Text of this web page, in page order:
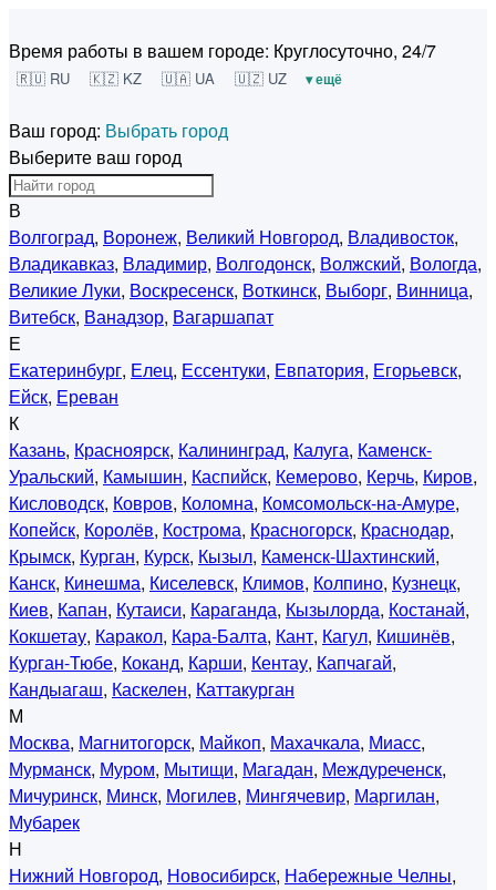
Время работы в вашем городе: Круглосуточно, 24/7
🇷🇺 RU 🇰🇿 KZ 🇺🇦 UA 🇺🇿 UZ ▾ ещё
Ваш город: Выбрать город
Выберите ваш город
В
Волгоград, Воронеж, Великий Новгород, Владивосток,
Владикавказ, Владимир, Волгодонск, Волжский, Вологда,
Великие Луки, Воскресенск, Воткинск, Выборг, Винница,
Витебск, Ванадзор, Вагаршапат
Е
Екатеринбург, Елец, Ессентуки, Евпатория, Егорьевск,
Ейск, Ереван
К
Казань, Красноярск, Калининград, Калуга, Каменск-
Уральский, Камышин, Каспийск, Кемерово, Керчь, Киров,
Кисловодск, Ковров, Коломна, Комсомольск-на-Амуре,
Копейск, Королёв, Кострома, Красногорск, Краснодар,
Крымск, Курган, Курск, Кызыл, Каменск-Шахтинский,
Канск, Кинешма, Киселевск, Климов, Колпино, Кузнецк,
Киев, Капан, Кутаиси, Караганда, Кызылорда, Костанай,
Кокшетау, Каракол, Кара-Балта, Кант, Кагул, Кишинёв,
Курган-Тюбе, Коканд, Карши, Кентау, Капчагай,
Кандыагаш, Каскелен, Каттакурган
М
Москва, Магнитогорск, Майкоп, Махачкала, Миасс,
Мурманск, Муром, Мытищи, Магадан, Междуреченск,
Мичуринск, Минск, Могилев, Мингячевир, Маргилан,
Мубарек
Н
Нижний Новгород, Новосибирск, Набережные Челны,